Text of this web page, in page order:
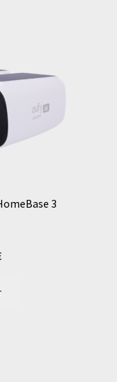
3
Le
actuel